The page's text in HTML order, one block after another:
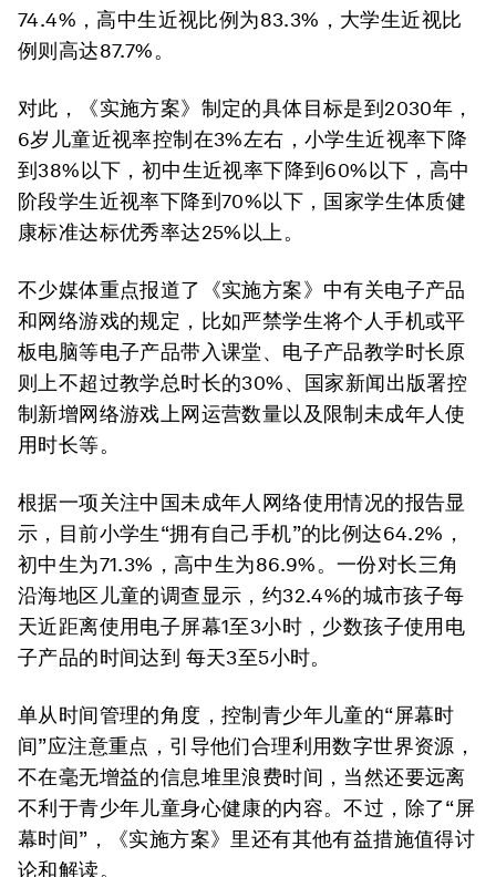
74.4%，高中生近视比例为83.3%，大学生近视比
例则高达87.7%。
对此，《实施方案》制定的具体目标是到2030年，
6岁儿童近视率控制在3%左右，小学生近视率下降
到38%以下，初中生近视率下降到60%以下，高中
阶段学生近视率下降到70%以下，国家学生体质健
康标准达标优秀率达25%以上。
不少媒体重点报道了《实施方案》中有关电子产品
和网络游戏的规定，比如严禁学生将个人手机或平
板电脑等电子产品带入课堂、电子产品教学时长原
则上不超过教学总时长的30%、国家新闻出版署控
制新增网络游戏上网运营数量以及限制未成年人使
用时长等。
根据一项关注中国未成年人网络使用情况的报告显
示，目前小学生“拥有自己手机”的比例达64.2%，
初中生为71.3%，高中生为86.9%。一份对长三角
沿海地区儿童的调查显示，约32.4%的城市孩子每
天近距离使用电子屏幕1至3小时，少数孩子使用电
子产品的时间达到 每天3至5小时。
单从时间管理的角度，控制青少年儿童的“屏幕时
间”应注意重点，引导他们合理利用数字世界资源，
不在毫无增益的信息堆里浪费时间，当然还要远离
不利于青少年儿童身心健康的内容。不过，除了“屏
幕时间”，《实施方案》里还有其他有益措施值得讨
论和解读。